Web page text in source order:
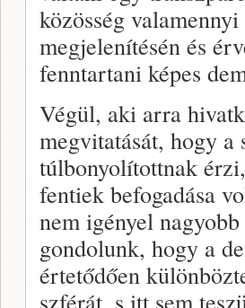
közösség
megjelenítésén és
fenntartani képes
Végül, aki arra
megvitatását, hogy a
túlbonyolítottnak
fentiek befogadása
nem igényel
gondolunk, hogy a
értetődően
szférát, s itt sem